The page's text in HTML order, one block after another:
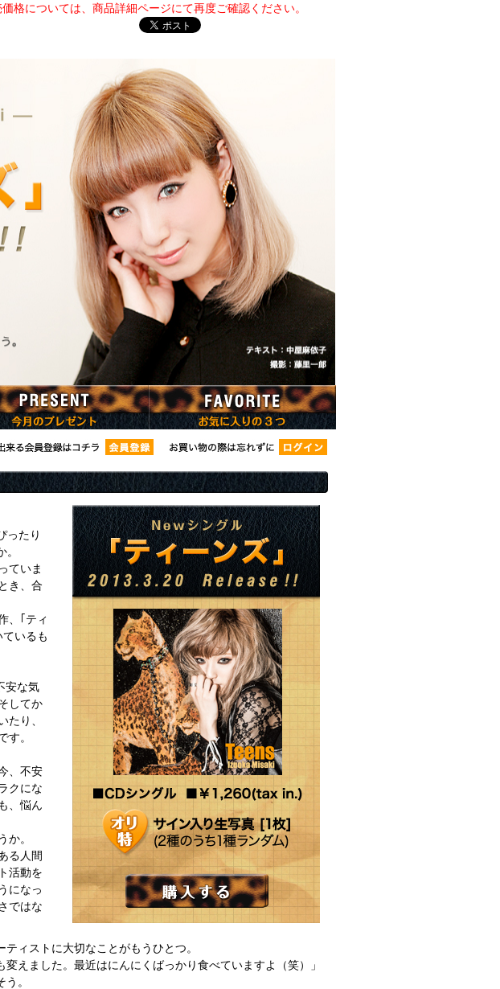
格については、商品詳細ページにて再度ご確認ください。
ったり
ていま
き、合
、｢ティ
いるも
安な気
してか
たり、
す。
、不安
クにな
、悩ん
か。
る人間
活動を
になっ
ではな
ィストに大切なことがもうひとつ。
えました。最近はにんにくばっかり食べていますよ（笑）」
。